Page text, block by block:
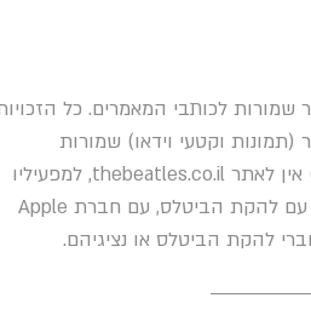
לכותבי המאמרים. כל
וקטעי וידאו) שמורות
לבעליהם החוקיים. (לצערנו) אין לאתר thebeatles.co.il, למפעיליו
ולכותבים בו כל קשר עסקי עם להקת הביטלס, עם חברת Apple